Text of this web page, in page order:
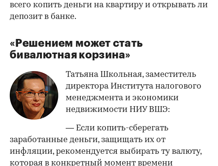
всего копить деньги на квартиру и открывать ли
депозит в банке.
«Решением может стать
бивалютная корзина»
Татьяна Школьная, заместитель
директора Института налогового
менеджмента и экономики
недвижимости НИУ ВШЭ:
— Если копить-сберегать
заработанные деньги, защищать их от
инфляции, рекомендуется выбирать ту валюту,
которая в конкретный момент времени